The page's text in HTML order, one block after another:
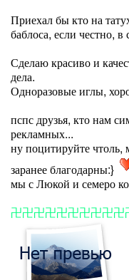
Приехал бы кто на
баблоса, если честно,
Сделаю красиво и
дела.
Одноразовые иглы,
пспс друзья, кто нам
рекламных...
ну поцитируйте чтоль,
заранее благодарны:}
мы с Люкой и семеро
卍卍卍卍卍卍卍卍卍